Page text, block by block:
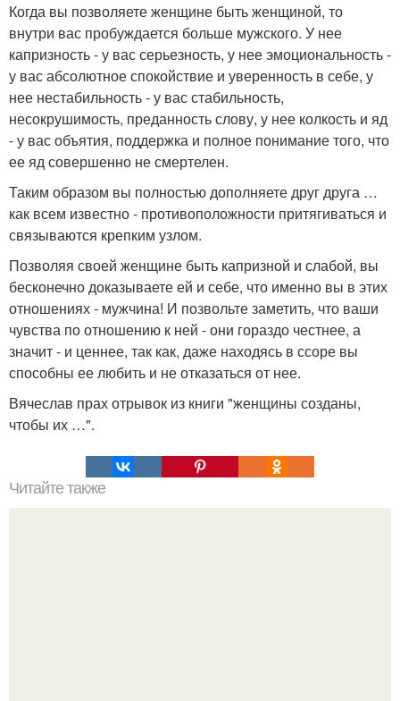
Когда вы позволяете женщине быть женщиной, то
внутри вас пробуждается больше мужского. У нее
капризность - у вас серьезность, у нее эмоциональность -
у вас абсолютное спокойствие и уверенность в себе, у
нее нестабильность - у вас стабильность,
несокрушимость, преданность слову, у нее колкость и яд
- у вас объятия, поддержка и полное понимание того, что
ее яд совершенно не смертелен.
Таким образом вы полностью дополняете друг друга …
как всем известно - противоположности притягиваться и
связываются крепким узлом.
Позволяя своей женщине быть капризной и слабой, вы
бесконечно доказываете ей и себе, что именно вы в этих
отношениях - мужчина! И позвольте заметить, что ваши
чувства по отношению к ней - они гораздо честнее, а
значит - и ценнее, так как, даже находясь в ссоре вы
способны ее любить и не отказаться от нее.
Вячеслав прах отрывок из книги "женщины созданы,
чтобы их …".
Читайте также